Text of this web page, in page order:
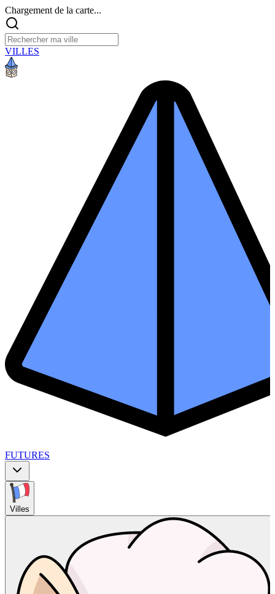
Chargement de la carte...
VILLES
FUTURES
Villes